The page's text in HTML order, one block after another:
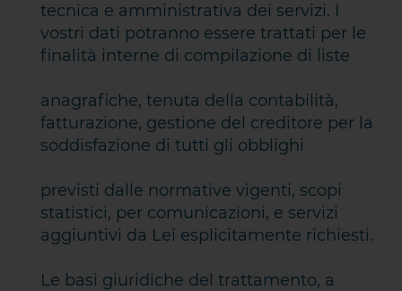
tecnica e amministrativa dei servizi. I
vostri dati potranno essere trattati per le
finalità interne di compilazione di liste
anagrafiche, tenuta della contabilità,
fatturazione, gestione del creditore per la
soddisfazione di tutti gli obblighi
previsti dalle normative vigenti, scopi
statistici, per comunicazioni, e servizi
aggiuntivi da Lei esplicitamente richiesti.
Le basi giuridiche del trattamento, a